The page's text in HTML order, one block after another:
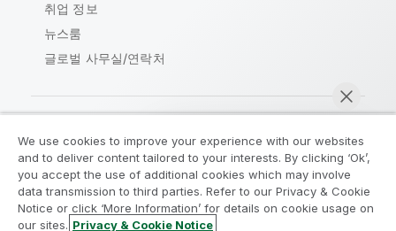
취업 정보
뉴스룸
글로벌 사무실/연락처
Qlik Community
법적 계약 제품 약관
Legal Policies
Legal Policies
사용 약관
We use cookies to improve your experience with our websites
and to deliver content tailored to your interests. By clicking ‘Ok’,
you accept the use of additional cookies which may involve
data transmission to third parties. Refer to our Privacy & Cookie
Notice or click ‘More Information’ for details on cookie usage on
our sites. Privacy & Cookie Notice